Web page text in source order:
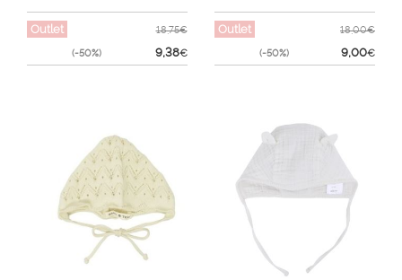
Outlet
(-50%)
18,75€
9,38€
Outlet
(-50%)
18,00€
9,00€